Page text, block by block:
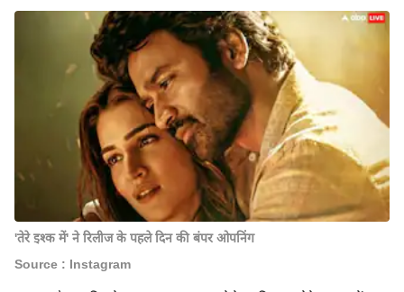
'तेरे इश्क में' ने रिलीज के पहले दिन की बंपर ओपनिंग
Source : Instagram